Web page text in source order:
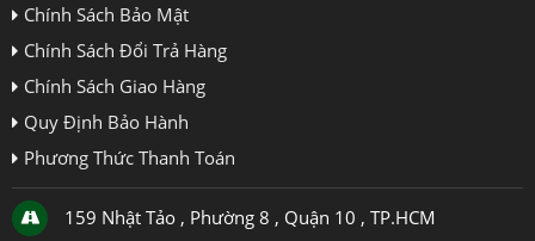
Chính Sách Bảo Mật
Chính Sách Đổi Trả Hàng
Chính Sách Giao Hàng
Quy Định Bảo Hành
Phương Thức Thanh Toán
159 Nhật Tảo , Phường 8 , Quận 10 , TP.HCM